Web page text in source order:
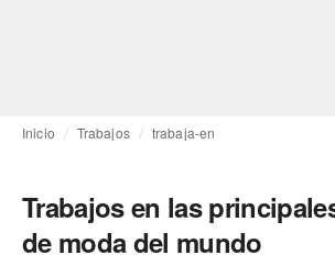
Inicio Trabajos trabaja-en
Trabajos en las
de moda del mundo